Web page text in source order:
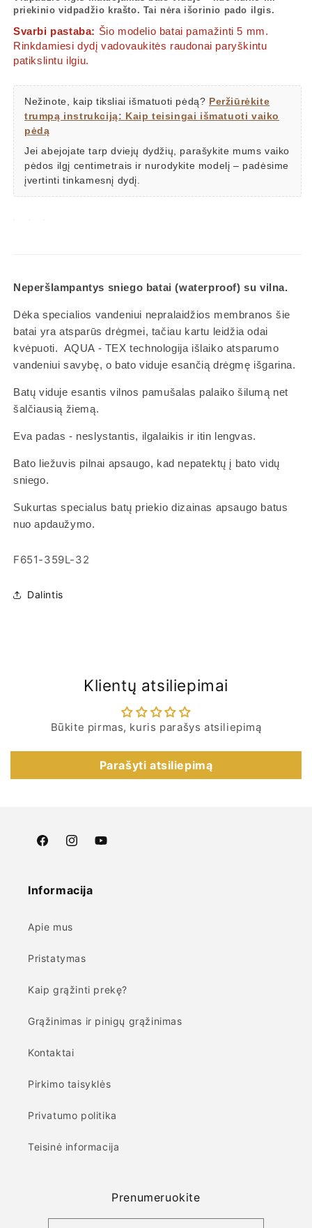
priekinio vidpadžio krašto. Tai nėra išorinio pado ilgis.
Svarbi pastaba: Šio modelio batai pamažinti 5 mm.
Rinkdamiesi dydį vadovaukitės raudonai paryškintu
patikslintu ilgiu.
Nežinote, kaip tiksliai išmatuoti pėdą? Peržiūrėkite
trumpą instrukciją: Kaip teisingai išmatuoti vaiko
pėdą
Jei abejojate tarp dviejų dydžių, parašykite mums vaiko
pėdos ilgį centimetrais ir nurodykite modelį – padėsime
įvertinti tinkamesnį dydį.
Neperšlampantys sniego batai (waterproof) su vilna.
Dėka specialios vandeniui nepralaidžios membranos šie
batai yra atsparūs drėgmei, tačiau kartu leidžia odai
kvėpuoti. AQUA - TEX technologija išlaiko atsparumo
vandeniui savybę, o bato viduje esančią drėgmę išgarina.
Batų viduje esantis vilnos pamušalas palaiko šilumą net
šalčiausią žiemą.
Eva padas - neslystantis, ilgalaikis ir itin lengvas.
Bato liežuvis pilnai apsaugo, kad nepatektų į bato vidų
sniego.
Sukurtas specialus batų priekio dizainas apsaugo batus
nuo apdaužymo.
SKU
F651-359L-32
Dalintis
Klientų atsiliepimai
Būkite pirmas, kuris parašys atsiliepimą
Parašyti atsiliepimą
„Facebook“„Instagram“„YouTube“
Informacija
Apie mus
Pristatymas
Kaip grąžinti prekę?
Grąžinimas ir pinigų grąžinimas
Kontaktai
Pirkimo taisyklės
Privatumo politika
Teisinė informacija
Prenumeruokite